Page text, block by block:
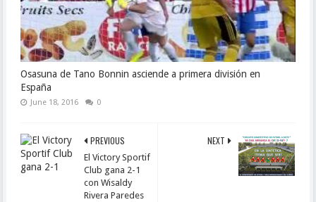
Osasuna de Tano Bonnin asciende a primera división en
España
June 18, 2016 0
NEXT
PREVIOUS
El Victory Sportif
Club gana 2-1
con Wisaldy
Rivera Paredes